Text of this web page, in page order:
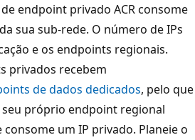
endpoint privado ACR consome
sua sub-rede. O número de IPs
e os endpoints regionais.
privados recebem
de dados dedicados, pelo que
próprio endpoint regional
um IP privado. Planeie o